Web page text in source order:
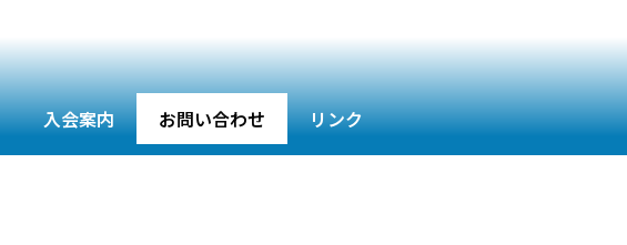
入会案内 お問い合わせ リンク